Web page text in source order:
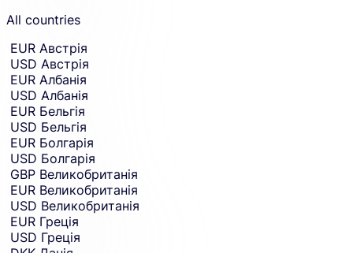
All countries
EUR Австрія
USD Австрія
EUR Албанія
USD Албанія
EUR Бельгія
USD Бельгія
EUR Болгарія
USD Болгарія
GBP Великобританія
EUR Великобританія
USD Великобританія
EUR Греція
USD Греція